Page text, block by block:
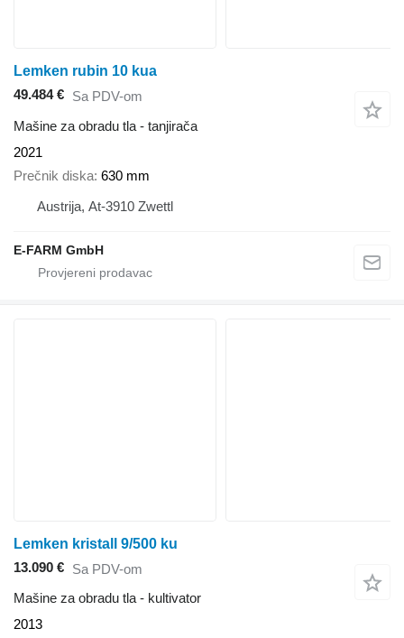
Lemken rubin 10 kua
49.484 € Sa PDV-om
Mašine za obradu tla - tanjirača
2021
Prečnik diska 630 mm
Austrija, At-3910 Zwettl
E-FARM GmbH
Lemken kristall 9/500 ku
13.090 € Sa PDV-om
Mašine za obradu tla - kultivator
2013